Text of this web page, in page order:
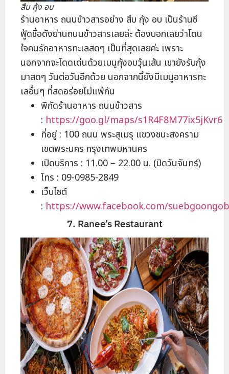
สืบ กุ้ง อบ
ร้านอาหาร ถนนข้าวสารอย่าง สืบ กุ้ง อบ เป็นร้านซี
ฟู้ดชื่อดังย่านถนนข้าวสารเลยล่ะ ต้องบอกเลยว่าโดน
ใจคนรักอาหารทะเลสดๆ เป็นที่สุดเลยค่ะ เพราะ
นอกจากจะโดดเด่นด้วยเมนูกุ้งอบวุ้นเส้น เขายังรับกุ้ง
มาสดๆ วันต่อวันอีกด้วย นอกจากนี้ยังมีเมนูอาหารทะ
เลอื่นๆ ที่สดอร่อยไม่แพ้กัน
พิกัดร้านอาหาร ถนนข้าวสาร
: https://goo.gl/maps/s1R4F8M77ix5jKvr6
ที่อยู่ : 100 ถนน พระสุเมรุ แขวงชนะสงคราม
เขตพระนคร กรุงเทพมหานคร
เปิดบริการ : 11.00 – 22.00 น. (ปิดวันจันทร์)
โทร : 09-0985-2849
เว็บไซต์
: https://www.facebook.com/suebgoongob
7. Ranee’s Restaurant